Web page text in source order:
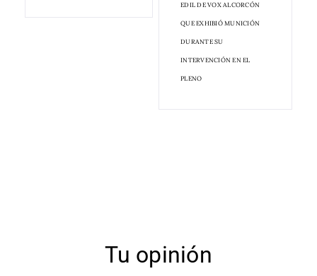
EDIL DE VOX ALCORCÓN
QUE EXHIBIÓ MUNICIÓN
DURANTE SU
INTERVENCIÓN EN EL
PLENO
Tu opinión